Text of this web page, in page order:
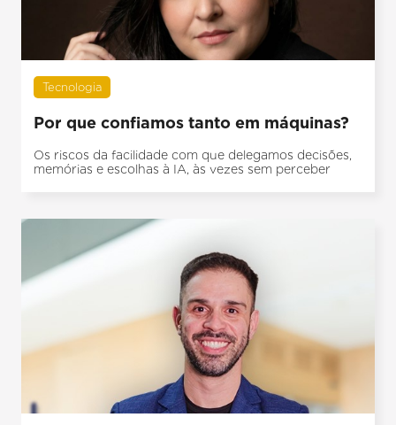
Tecnologia
Por que confiamos tanto em máquinas?
Os riscos da facilidade com que delegamos decisões,
memórias e escolhas à IA, às vezes sem perceber